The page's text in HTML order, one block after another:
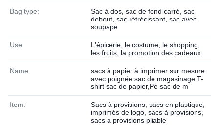
Bag type:
Sac à dos, sac de fond carré, sac
debout, sac rétrécissant, sac avec
soupape
Use:
L'épicerie, le costume, le shopping,
les fruits, la promotion des cadeaux
Name:
sacs à papier à imprimer sur mesure
avec poignée sac de magasinage T-
shirt sac de papier,Pe sac de m
Item:
Sacs à provisions, sacs en plastique,
imprimés de logo, sacs à provisions,
sacs à provisions pliable